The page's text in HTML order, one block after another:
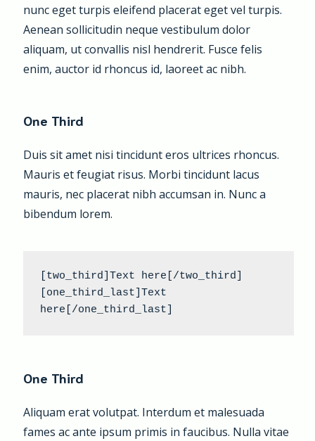
nunc eget turpis eleifend placerat eget vel turpis.
Aenean sollicitudin neque vestibulum dolor
aliquam, ut convallis nisl hendrerit. Fusce felis
enim, auctor id rhoncus id, laoreet ac nibh.
One Third
Duis sit amet nisi tincidunt eros ultrices rhoncus.
Mauris et feugiat risus. Morbi tincidunt lacus
mauris, nec placerat nibh accumsan in. Nunc a
bibendum lorem.
[two_third]Text here[/two_third]
[one_third_last]Text
here[/one_third_last]
One Third
Aliquam erat volutpat. Interdum et malesuada
fames ac ante ipsum primis in faucibus. Nulla vitae